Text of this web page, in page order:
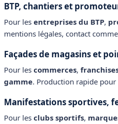
BTP, chantiers et
Pour les entreprises du BTP,
mentions légales, contact
Façades de magasins et
Pour les commerces,
gamme. Production rapide
Manifestations sportives,
Pour les clubs sportifs,